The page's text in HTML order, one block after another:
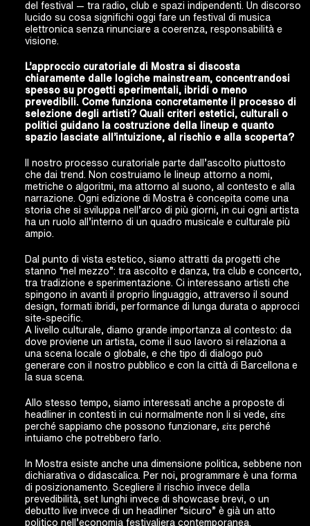
del festival — tra radio, club e spazi indipendenti. Un discorso
lucido su cosa significhi oggi fare un festival di musica
elettronica senza rinunciare a coerenza, responsabilità e
visione.
L’approccio curatoriale di Mostra si discosta
chiaramente dalle logiche mainstream, concentrandosi
spesso su progetti sperimentali, ibridi o meno
prevedibili. Come funziona concretamente il processo di
selezione degli artisti? Quali criteri estetici, culturali o
politici guidano la costruzione della lineup e quanto
spazio lasciate all’intuizione, al rischio e alla scoperta?
Il nostro processo curatoriale parte dall’ascolto piuttosto
che dai trend. Non costruiamo le lineup attorno a nomi,
metriche o algoritmi, ma attorno al suono, al contesto e alla
narrazione. Ogni edizione di Mostra è concepita come una
storia che si sviluppa nell’arco di più giorni, in cui ogni artista
ha un ruolo all’interno di un quadro musicale e culturale più
ampio.
Dal punto di vista estetico, siamo attratti da progetti che
stanno “nel mezzo”: tra ascolto e danza, tra club e concerto,
tra tradizione e sperimentazione. Ci interessano artisti che
spingono in avanti il proprio linguaggio, attraverso il sound
design, formati ibridi, performance di lunga durata o approcci
site-specific.
A livello culturale, diamo grande importanza al contesto: da
dove proviene un artista, come il suo lavoro si relaziona a
una scena locale o globale, e che tipo di dialogo può
generare con il nostro pubblico e con la città di Barcellona e
la sua scena.
Allo stesso tempo, siamo interessati anche a proposte di
headliner in contesti in cui normalmente non li si vede, είτε
perché sappiamo che possono funzionare, είτε perché
intuiamo che potrebbero farlo.
In Mostra esiste anche una dimensione politica, sebbene non
dichiarativa o didascalica. Per noi, programmare è una forma
di posizionamento. Scegliere il rischio invece della
prevedibilità, set lunghi invece di showcase brevi, o un
debutto live invece di un headliner “sicuro” è già un atto
politico nell’economia festivaliera contemporanea.